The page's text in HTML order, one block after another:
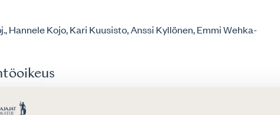
Hannele Kojo, Kari Kuusisto, Anssi Kyllönen, Emmi Wehka-
Kaunisvaara, Mia Kavasto, Varpu Kivi, Jyrki